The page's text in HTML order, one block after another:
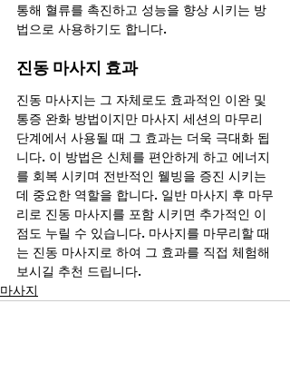
통해 혈류를 촉진하고 성능을 향상 시키는 방
법으로 사용하기도 합니다.
진동 마사지 효과
진동 마사지는 그 자체로도 효과적인 이완 및
통증 완화 방법이지만 마사지 세션의 마무리
단계에서 사용될 때 그 효과는 더욱 극대화 됩
니다. 이 방법은 신체를 편안하게 하고 에너지
를 회복 시키며 전반적인 웰빙을 증진 시키는
데 중요한 역할을 합니다. 일반 마사지 후 마무
리로 진동 마사지를 포함 시키면 추가적인 이
점도 누릴 수 있습니다. 마사지를 마무리할 때
는 진동 마사지로 하여 그 효과를 직접 체험해
보시길 추천 드립니다.
마사지